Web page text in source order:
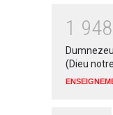
1 948
(Dieu